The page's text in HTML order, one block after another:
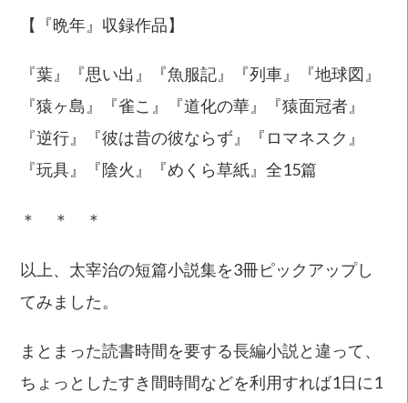
【『晩年』収録作品】
『葉』『思い出』『魚服記』『列車』『地球図』
『猿ヶ島』『雀こ』『道化の華』『猿面冠者』
『逆行』『彼は昔の彼ならず』『ロマネスク』
『玩具』『陰火』『めくら草紙』全15篇
＊ ＊ ＊
以上、太宰治の短篇小説集を3冊ピックアップし
てみました。
まとまった読書時間を要する長編小説と違って、
ちょっとしたすき間時間などを利用すれば1日に1